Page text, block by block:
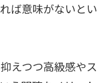
ば意味がないとい
えつつ高級感やス